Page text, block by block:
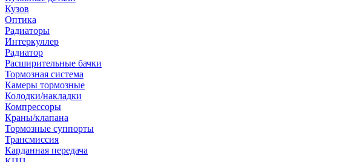
Кузов
Оптика
Радиаторы
Интеркуллер
Радиатор
Расширительные бачки
Тормозная система
Камеры тормозные
Колодки/накладки
Компрессоры
Краны/клапана
Тормозные суппорты
Трансмиссия
Карданная передача